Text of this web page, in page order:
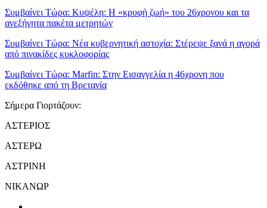
Συμβαίνει Τώρα: Κυψέλη: Η «κρυφή ζωή» του 26χρονου και τα
ανεξήγητα πακέτα μετρητών
Συμβαίνει Τώρα: Νέα κυβερνητική αστοχία: Στέρεψε ξανά η αγορά
από πινακίδες κυκλοφορίας
Συμβαίνει Τώρα: Marfin: Στην Εισαγγελία η 46χρονη που
εκδόθηκε από τη Βρετανία
Σήμερα Γιορτάζουν:
ΑΣΤΕΡΙΟΣ
ΑΣΤΕΡΩ
ΑΣΤΡΙΝΗ
ΝΙΚΑΝΩΡ